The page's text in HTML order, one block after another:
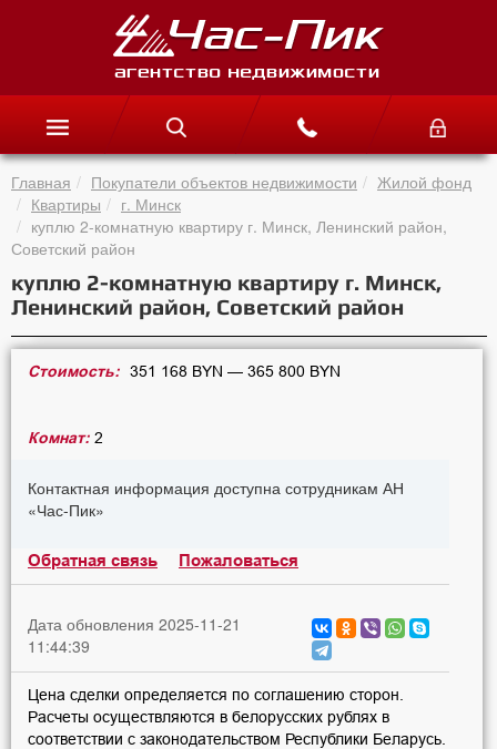
Главная Покупатели объектов недвижимости
Жилой фонд
Квартиры
г. Минск
куплю 2-комнатную квартиру г. Минск, Ленинский район,
Советский район
куплю 2-комнатную квартиру г. Минск,
Ленинский район, Советский район
Стоимость: 351 168 BYN — 365 800 BYN
Комнат: 2
Контактная информация доступна сотрудникам АН
«Час-Пик»
Обратная связь Пожаловаться
Дата обновления 2025-11-21
11:44:39
Цена сделки определяется по соглашению сторон.
Расчеты осуществляются в белорусских рублях в
соответствии с законодательством Республики Беларусь.